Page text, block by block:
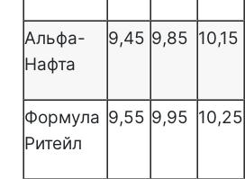
Альфа-
Нафта
9,45 9,85 10,15
Формула
Ритейл
9,55 9,95 10,25